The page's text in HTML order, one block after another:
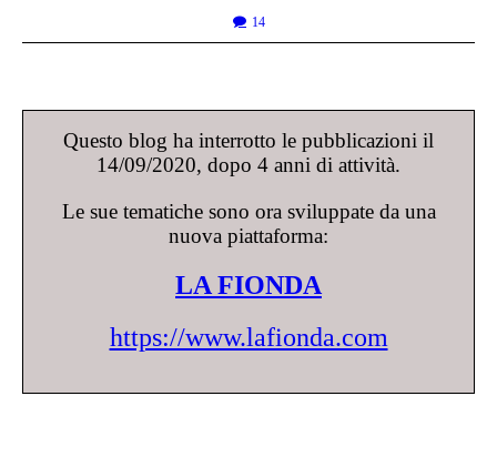
14
Questo blog ha interrotto le pubblicazioni il
14/09/2020, dopo 4 anni di attività.
Le sue tematiche sono ora sviluppate da una
nuova piattaforma:
LA FIONDA
https://www.lafionda.com